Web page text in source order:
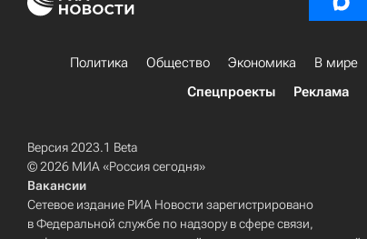
Политика Общество Экономика В мире
Спецпроекты
Реклама
Версия 2023.1 Beta
© 2026 МИА «Россия сегодня»
Вакансии
Сетевое издание РИА Новости зарегистрировано
в Федеральной службе по надзору в сфере связи,